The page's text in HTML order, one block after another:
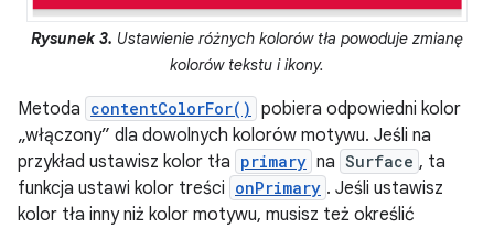
Rysunek 3. Ustawienie różnych kolorów tła powoduje zmianę
kolorów tekstu i ikony.
Metoda contentColorFor() pobiera odpowiedni kolor
„włączony” dla dowolnych kolorów motywu. Jeśli na
przykład ustawisz kolor tła primary na Surface , ta
funkcja ustawi kolor treści onPrimary . Jeśli ustawisz
kolor tła inny niż kolor motywu, musisz też określić